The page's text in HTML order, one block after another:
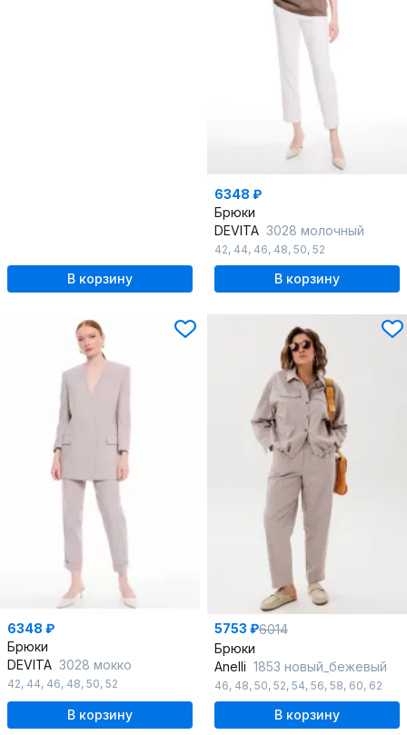
В корзину
6348 ₽
Брюки
DEVITA 3028 молочный
42, 44, 46, 48, 50, 52
В корзину
6348 ₽
Брюки
DEVITA 3028 мокко
42, 44, 46, 48, 50, 52
В корзину
5753 ₽6014
Брюки
Anelli 1853 новый_бежевый
46, 48, 50, 52, 54, 56, 58, 60, 62
В корзину